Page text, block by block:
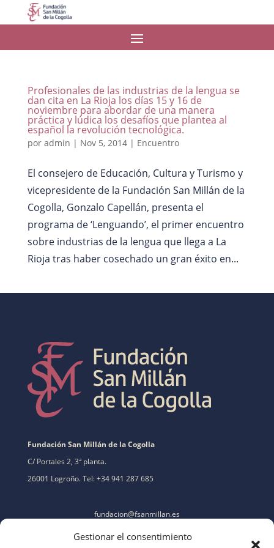
Gestionar el consentimiento
Profesionales de las industrias de la lengua se
dan cita en La Rioja los días 15 y 16 de
noviembre para abordar de una manera
práctica y lúdica los desafíos que plantea al
español la revolución tecnológica.
por admin | Nov 5, 2014| Encuentro
El consejero de Educación, Cultura y Turismo y
vicepresidente de la Fundación San Millán de la
Cogolla, Gonzalo Capellán, presenta el
programa de ‘Lenguando’, el primer encuentro
sobre industrias de la lengua que llega a La
Rioja tras haber cosechado un gran éxito en...
Fundación San Millán de la Cogolla
C/ Portales 2, 3ª planta.
26001 Logroño. Tel: +34 941 287 685
fundacion@fsanmillan.es